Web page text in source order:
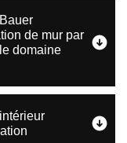
de mur par
domaine